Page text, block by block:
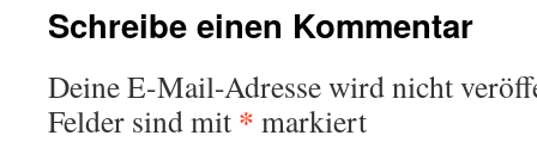
Schreibe einen Kommentar
Deine E-Mail-Adresse wird nicht
Felder sind mit * markiert